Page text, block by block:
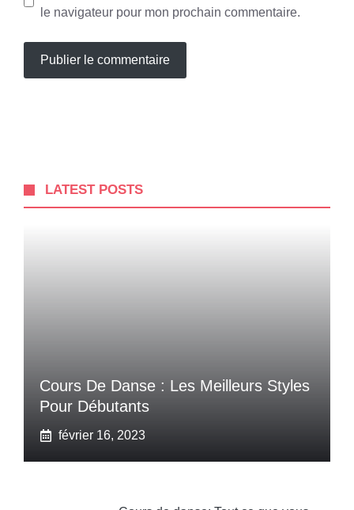
le navigateur pour mon prochain commentaire.
LATEST POSTS
Cours De Danse : Les Meilleurs Styles
Pour Débutants
février 16, 2023